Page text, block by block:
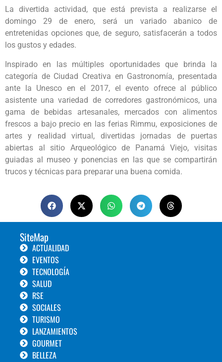
La divertida actividad, que está prevista a realizarse el
domingo 29 de enero, será un variado abanico de
entretenidas opciones que, de seguro, satisfacerán a todos
los gustos y edades.
Inspirado en las múltiples oportunidades que brinda la
categoría de Ciudad Creativa en Gastronomía, presentada
ante la Unesco en el 2017, el evento ofrece al público
asistente una variedad de corredores gastronómicos, una
gama de bebidas artesanales, mercados con alimentos
frescos a bajo precio en las ferias Rimmu, exposiciones de
artes y realidad virtual, divertidas jornadas de puertas
abiertas al sitio Arqueológico de Panamá Viejo, visitas
guiadas al museo y ponencias en las que se compartirán
trucos y técnicas para preparar una buena comida.
SiteMap
ACTUALIDAD
EVENTOS
TECNOLOGÍA
SALUD
RSE
SOCIALES
TURISMO
LANZAMIENTOS
GOURMET
BELLEZA